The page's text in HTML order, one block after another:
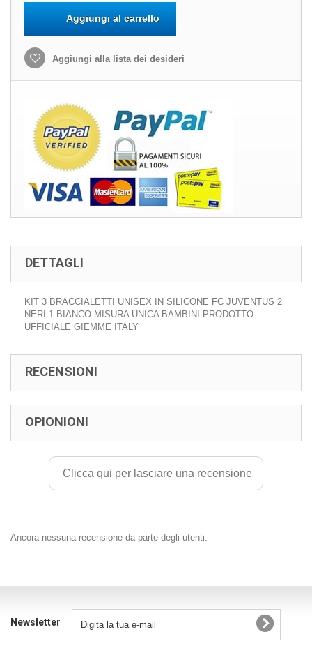
Aggiungi al carrello
Aggiungi alla lista dei desideri
DETTAGLI
KIT 3 BRACCIALETTI UNISEX IN SILICONE FC JUVENTUS 2
NERI 1 BIANCO MISURA UNICA BAMBINI PRODOTTO
UFFICIALE GIEMME ITALY
RECENSIONI
OPIONIONI
Clicca qui per lasciare una recensione
Ancora nessuna recensione da parte degli utenti.
Newsletter